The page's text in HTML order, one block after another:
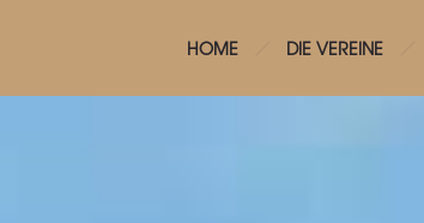
HOME DIE VEREINE